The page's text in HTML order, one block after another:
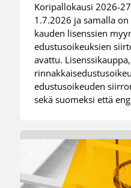
Koripallokausi 2026-
1.7.2026 ja samalla
kauden lisenssien
edustusoikeuksien
avattu. Lisenssikauppa,
edustusoikeuden
sekä suomeksi että